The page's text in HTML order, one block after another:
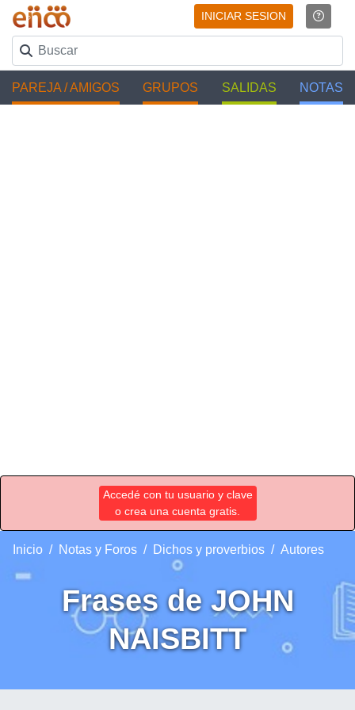
INICIAR SESION
PAREJA / AMIGOS GRUPOS SALIDAS NOTAS
Accedé con tu usuario y clave
o crea una cuenta gratis.
Inicio Notas y Foros Dichos y proverbios Autores
Frases de JOHN
NAISBITT